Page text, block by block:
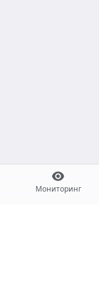
Мониторинг